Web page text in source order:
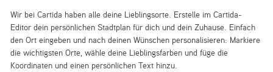
Wir bei Cartida haben alle deine Lieblingsorte. Erstelle im Cartida-
Editor dein persönlichen Stadtplan für dich und dein Zuhause. Einfach
den Ort eingeben und nach deinen Wünschen personalisieren: Markiere
die wichtigsten Orte, wähle deine Lieblingsfarben und füge die
Koordinaten und einen persönlichen Text hinzu.